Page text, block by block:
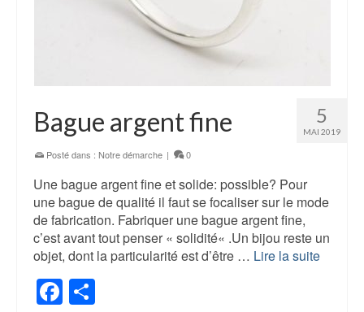
5
MAI 2019
Bague argent fine
Posté dans : Notre démarche | 0
Une bague argent fine et solide: possible? Pour
une bague de qualité il faut se focaliser sur le mode
de fabrication. Fabriquer une bague argent fine,
c’est avant tout penser « solidité« .Un bijou reste un
objet, dont la particularité est d’être … Lire la suite
Facebook